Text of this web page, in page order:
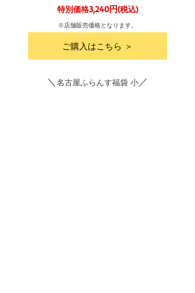
特別価格3,240円(税込)
※店舗販売価格となります。
ご購入はこちら ＞
＼ 名古屋ふらんす福袋 小／